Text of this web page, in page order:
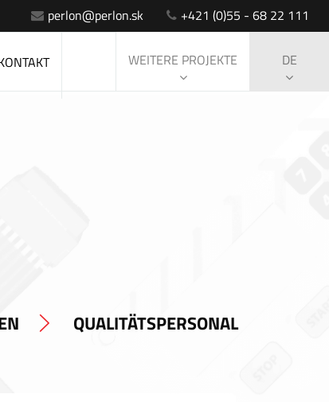
perlon@perlon.sk +421 (0)55 - 68 22 111
WEITERE PROJEKTE DE
QUALITÄTSPERSONAL